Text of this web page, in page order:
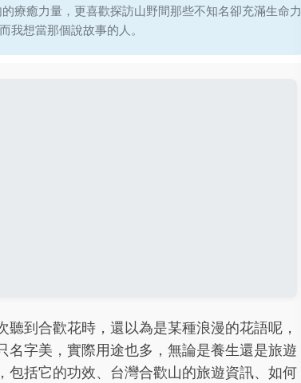
療癒力量，更喜歡探訪山野間那些不知名卻充滿生命力
我想當那個說故事的人。
到合歡花時，還以為是某種浪漫的花語呢，
字美，實際用途也多，無論是養生還是旅遊
括它的功效、台灣合歡山的旅遊資訊、如何